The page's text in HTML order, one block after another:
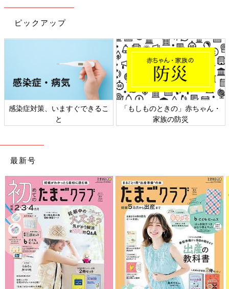
次女。
の、意外としぶとくて、しばらく２枚歯生活を送っていたら…
ちゃんとみがけていなかったらしく、はえかけの永久歯が一部白
くなってしまったのです！
慌ててこすってみても、取れない…。
まだはえたばっかりなのに、もう白くなってしまった…と落ち込
む私。
仕上げみがきをちゃんとしなかった自分を責めたりもしました
上の子たちは幼い頃歯に着色がつきやすく、綺麗にしてもらうた
ところが、同じような食生活を送っているはずなのに、歯の質が
違うのか？ まったく着色がつかない次女。
歯のトラブルもなかったので、今まで歯医者に行ったことがなか
ったのです。
そんなわけで、今回６歳で歯医者デビューすることになりまし
た！
グラグラの乳歯もついでに抜いてもらおうと思っていたので、歯
医者が怖くなっちゃうかな？と少し心配でしたが、診察の数日前
ピックアップ
感染症対策、いますぐできるこ
と
「もしものときの」赤ちゃん・
家族の防災
最新号